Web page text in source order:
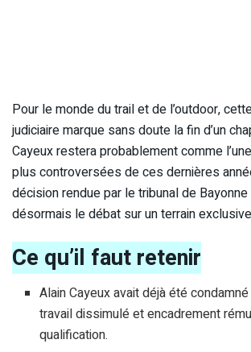
Pour le monde du trail et de l’outdoor,
judiciaire marque sans doute la fin d’un
Cayeux restera probablement comme
plus controversées de ces dernières
décision rendue par le tribunal de
désormais le débat sur un terrain
Ce qu’il faut retenir
Alain Cayeux avait déjà été
travail dissimulé et encadrement
qualification.